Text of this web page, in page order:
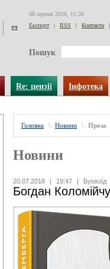
08 серпня 2026, 11:20
Експорт
| RSS | Контакти |
Пошук
Re: цензії Інфотека
Головна \ Новини \ Проза
Новини
20.07.2018 | 19:47 | Буквоїд
Богдан